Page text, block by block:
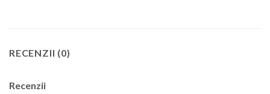
RECENZII (0)
Recenzii